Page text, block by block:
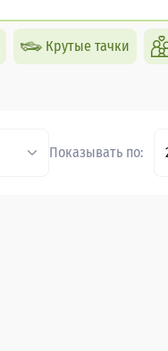
Крутые тачки
Показывать по: